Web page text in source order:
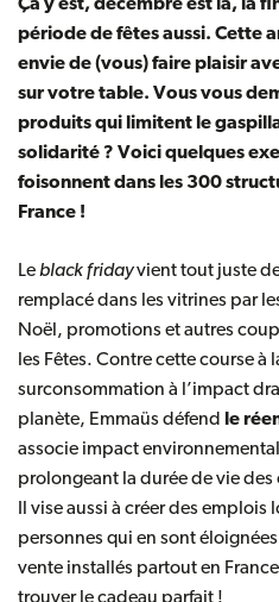
Ça y est, décembre est là, la
période de fêtes aussi. Cette
envie de (vous) faire plaisir
sur votre table. Vous vous
produits qui limitent le
solidarité ? Voici quelques
foisonnent dans les 300
France !
Leblack fridayvient tout juste
remplacé dans les vitrines par
Noël, promotions et autres
les Fêtes. Contre cette course
surconsommation à l’impact
planète, Emmaüs défend
le
associe impact
prolongeant la durée de vie
Il vise aussi à créer des emplois
personnes qui en sont
vente installés partout en